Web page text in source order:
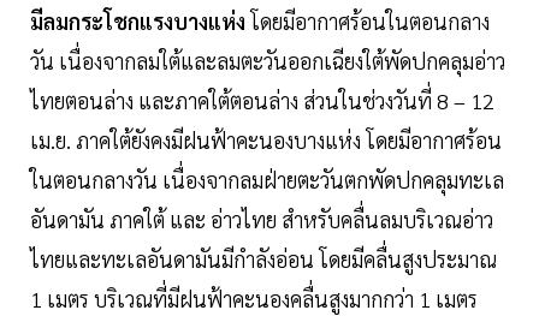
มีลมกระโชกแรงบางแห่งโดยมีอากาศร้อนในตอนกลาง
วัน เนื่องจากลมใต้และลมตะวันออกเฉียงใต้พัดปกคลุมอ่าว
ไทยตอนล่าง และภาคใต้ตอนล่าง ส่วนในช่วงวันที่ 8 – 12
เม.ย. ภาคใต้ยังคงมีฝนฟ้าคะนองบางแห่ง โดยมีอากาศร้อน
ในตอนกลางวัน เนื่องจากลมฝ่ายตะวันตกพัดปกคลุมทะเล
อันดามัน ภาคใต้ และ อ่าวไทย สำหรับคลื่นลมบริเวณอ่าว
ไทยและทะเลอันดามันมีกำลังอ่อน โดยมีคลื่นสูงประมาณ
1 เมตร บริเวณที่มีฝนฟ้าคะนองคลื่นสูงมากกว่า 1 เมตร